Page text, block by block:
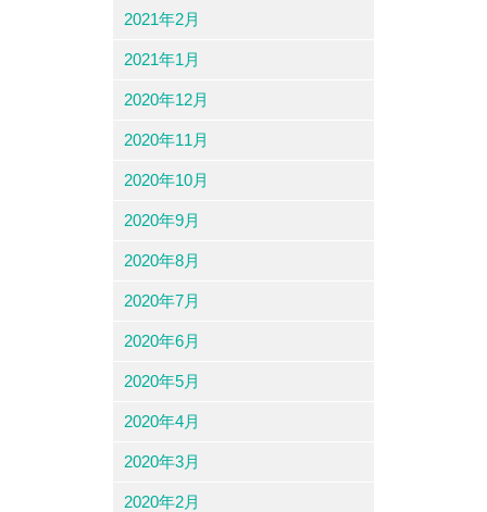
2021年2月
2021年1月
2020年12月
2020年11月
2020年10月
2020年9月
2020年8月
2020年7月
2020年6月
2020年5月
2020年4月
2020年3月
2020年2月